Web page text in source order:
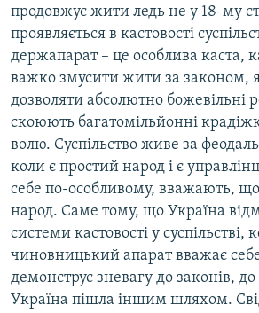
продовжує жити ледь не у 18-му
проявляється в кастовості
держапарат – це особлива каста,
важко змусити жити за законом,
дозволяти абсолютно божевільні
скоюють багатомільйонні
волю. Суспільство живе за
коли є простий народ і є
себе по-особливому, вважають,
народ. Саме тому, що Україна
системи кастовості у суспільстві,
чиновницький апарат вважає
демонструє зневагу до законів,
Україна пішла іншим шляхом.